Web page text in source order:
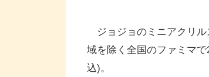
ジョジョのミニアクリル
域を除く全国のファミマ
込)。